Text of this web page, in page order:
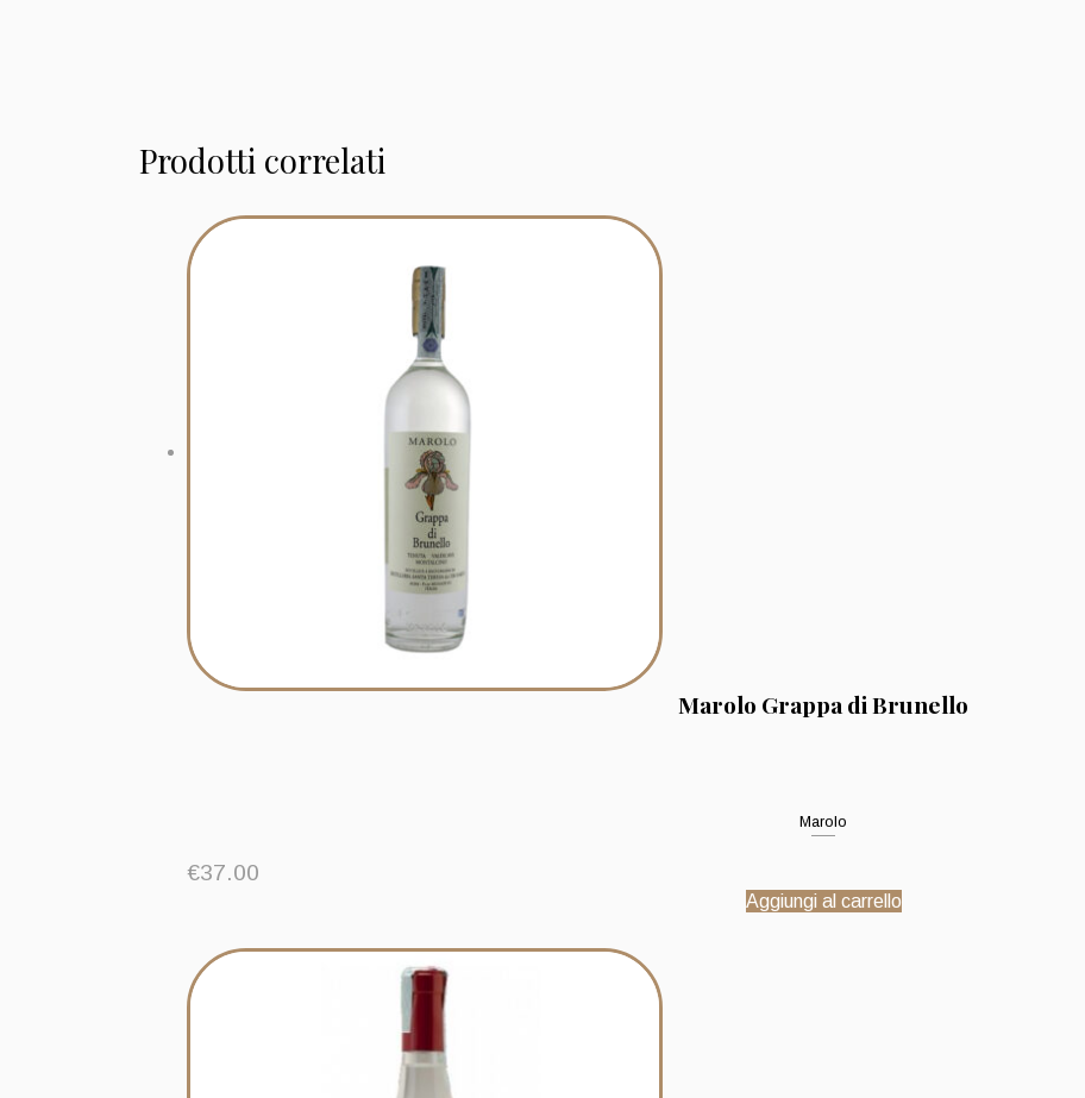
Prodotti correlati
Marolo Grappa di Brunello
Marolo
€37.00
Aggiungi al carrello